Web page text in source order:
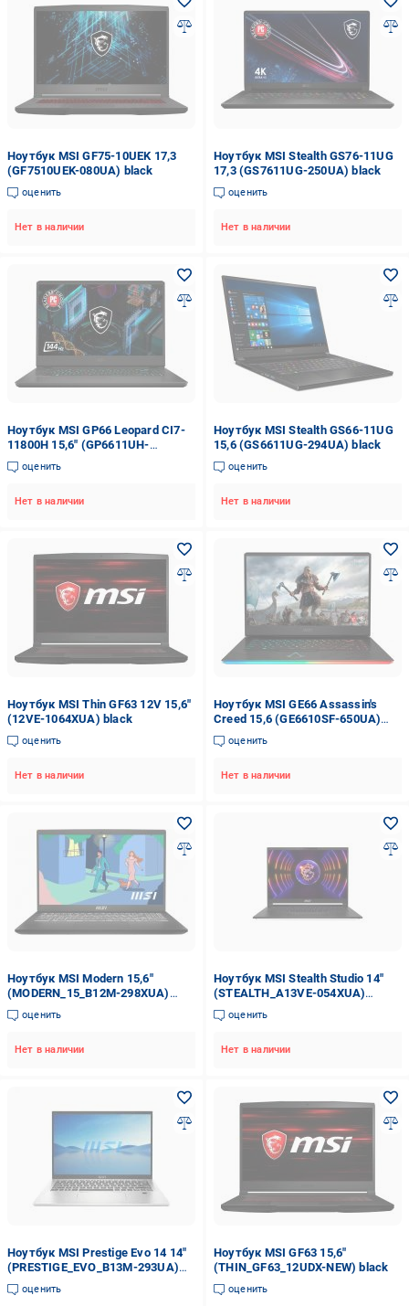
Ноутбук MSI GF75-10UEK 17,3
(GF7510UEK-080UA) black
оценить
Нет в наличии
Ноутбук MSI Stealth GS76-11UG
17,3 (GS7611UG-250UA) black
оценить
Нет в наличии
Ноутбук MSI GP66 Leopard CI7-
11800H 15,6" (GP6611UH-
650XUA) black
оценить
Нет в наличии
Ноутбук MSI Stealth GS66-11UG
15,6 (GS6611UG-294UA) black
оценить
Нет в наличии
Ноутбук MSI Thin GF63 12V 15,6"
(12VE-1064XUA) black
оценить
Нет в наличии
Ноутбук MSI GE66 Assassin's
Creed 15,6 (GE6610SF-650UA)
black/silver
оценить
Нет в наличии
Ноутбук MSI Modern 15,6"
(MODERN_15_B12M-298XUA)
black
оценить
Нет в наличии
Ноутбук MSI Stealth Studio 14"
(STEALTH_A13VE-054XUA)
black/white
оценить
Нет в наличии
Ноутбук MSI Prestige Evo 14 14"
(PRESTIGE_EVO_B13M-293UA)
silver
оценить
Ноутбук MSI GF63 15,6"
(THIN_GF63_12UDX-NEW) black
оценить